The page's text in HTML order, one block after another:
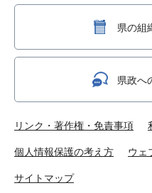
県の組
県政へ
リンク・著作権・免責事項
個人情報保護の考え方 ウェ
サイトマップ